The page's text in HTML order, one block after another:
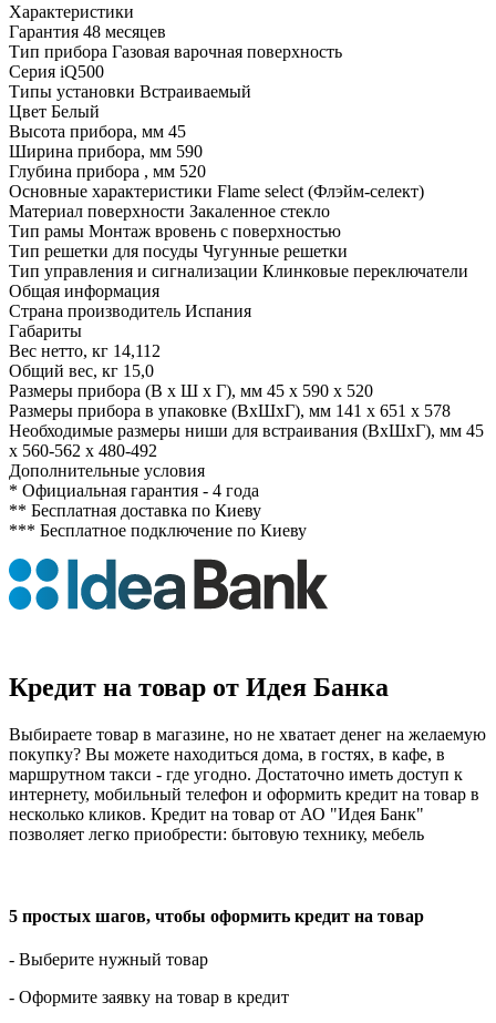
Xарактеристики
Гарантия 48 месяцев
Тип прибора Газовая варочная поверхность
Серия iQ500
Типы установки Встраиваемый
Цвет Белый
Высота прибора, мм 45
Ширина прибора, мм 590
Глубина прибора , мм 520
Основные характеристики Flame select (Флэйм-селект)
Материал поверхности Закаленное стекло
Тип рамы Монтаж вровень с поверхностью
Тип решетки для посуды Чугунные решетки
Тип управления и сигнализации Клинковые переключатели
Общая информация
Страна производитель Испания
Габариты
Вес нетто, кг 14,112
Общий вес, кг 15,0
Размеры прибора (В х Ш х Г), мм 45 x 590 x 520
Размеры прибора в упаковке (ВхШхГ), мм 141 x 651 x 578
Необходимые размеры ниши для встраивания (ВхШхГ), мм 45
x 560-562 x 480-492
Дополнительные условия
* Официальная гарантия - 4 года
** Бесплатная доставка по Киеву
*** Бесплатное подключение по Киеву
Кредит на товар от Идея Банка
Выбираете товар в магазине, но не хватает денег на желаемую
покупку? Вы можете находиться дома, в гостях, в кафе, в
маршрутном такси - где угодно. Достаточно иметь доступ к
интернету, мобильный телефон и оформить кредит на товар в
несколько кликов. Кредит на товар от АО "Идея Банк"
позволяет легко приобрести: бытовую технику, мебель
5 простых шагов, чтобы оформить кредит на товар
- Выберите нужный товар
- Оформите заявку на товар в кредит